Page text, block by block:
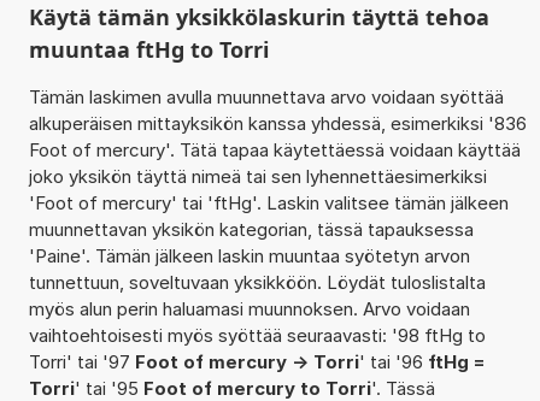
Käytä tämän yksikkölaskurin täyttä tehoa
muuntaa ftHg to Torri
Tämän laskimen avulla muunnettava arvo voidaan syöttää
alkuperäisen mittayksikön kanssa yhdessä, esimerkiksi '836
Foot of mercury'. Tätä tapaa käytettäessä voidaan käyttää
joko yksikön täyttä nimeä tai sen lyhennettäesimerkiksi
'Foot of mercury' tai 'ftHg'. Laskin valitsee tämän jälkeen
muunnettavan yksikön kategorian, tässä tapauksessa
'Paine'. Tämän jälkeen laskin muuntaa syötetyn arvon
tunnettuun, soveltuvaan yksikköön. Löydät tuloslistalta
myös alun perin haluamasi muunnoksen. Arvo voidaan
vaihtoehtoisesti myös syöttää seuraavasti: '98 ftHg to
Torri' tai '97 Foot of mercury -> Torri' tai '96 ftHg =
Torri' tai '95 Foot of mercury to Torri'. Tässä